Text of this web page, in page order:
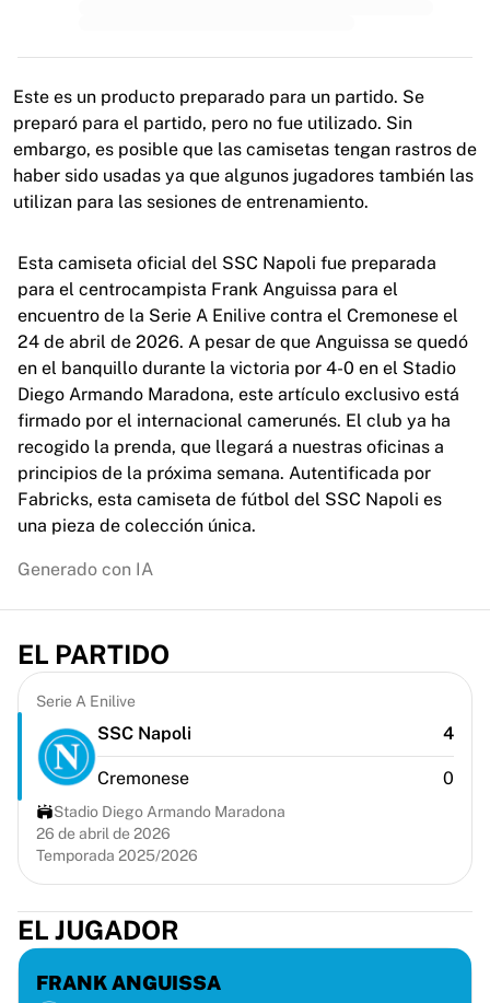
Fútbol femenino de EE. UU.
NWSL
OL Lyonnes
Paris Saint-Germain Feminines
Arsenal WFC
Explorar por país
Destacados
Charlotte Hornets
Chicago Bulls
LA Clippers
Portland Trail Blazers
Virtus Bologna
Ver todo el baloncesto
Mejores equipos de la NBA
Charlotte Hornets
Chicago Bulls
Portland Trail Blazers
Ver toda la NBA
Mejores equipos europeos
Fenerbahçe Baloncesto
Eslovenia
Virtus Bologna
Guerri Napoli
Otros deportes
Ciclismo
Team Visma | Lease a bike
Soudal Quick Step
Netcompany INEOS
Team Jayco AlUla
Ver todo el ciclismo
Rugby
Este es un producto preparado para un partido. Se
preparó para el partido, pero no fue utilizado. Sin
embargo, es posible que las camisetas tengan rastros de
haber sido usadas ya que algunos jugadores también las
utilizan para las sesiones de entrenamiento.
Esta camiseta oficial del SSC Napoli fue preparada
para el centrocampista Frank Anguissa para el
encuentro de la Serie A Enilive contra el Cremonese el
24 de abril de 2026. A pesar de que Anguissa se quedó
en el banquillo durante la victoria por 4-0 en el Stadio
Diego Armando Maradona, este artículo exclusivo está
firmado por el internacional camerunés. El club ya ha
recogido la prenda, que llegará a nuestras oficinas a
principios de la próxima semana. Autentificada por
Fabricks, esta camiseta de fútbol del SSC Napoli es
una pieza de colección única.
Generado con IA
EL PARTIDO
Serie A Enilive
SSC Napoli 4
Cremonese 0
Stadio Diego Armando Maradona
26 de abril de 2026
Temporada 2025/2026
EL JUGADOR
FRANK ANGUISSA